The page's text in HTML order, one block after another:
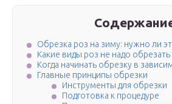
Обрезка роз на зиму: нужно ли
Какие виды роз не надо
Когда начинать обрезку в
Главные принципы обрезки
Инструменты для обрезки
Подготовка к процедуре